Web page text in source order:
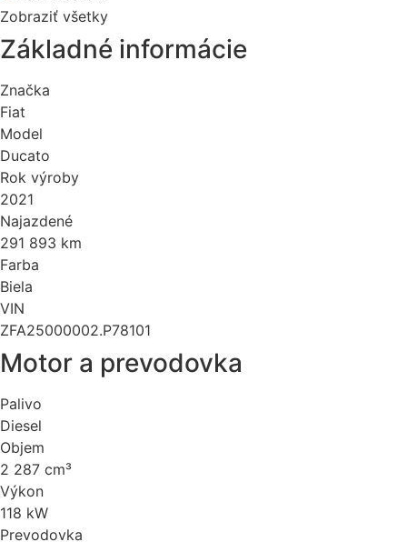
Zobraziť všetky
Základné informácie
Značka
Fiat
Model
Ducato
Rok výroby
2021
Najazdené
291 893 km
Farba
Biela
VIN
ZFA25000002.P78101
Motor a prevodovka
Palivo
Diesel
Objem
2 287 cm³
Výkon
118 kW
Prevodovka